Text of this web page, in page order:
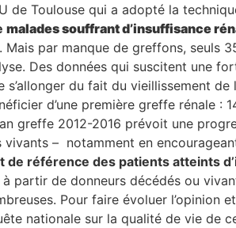
de Toulouse qui a adopté la
malades souffrant d’insuffisance
. Mais par manque de greffons, seuls
Des données qui suscitent une
s’allonger du fait du vieillissement
d’une première greffe rénale :
greffe 2012-2016 prévoit une
vivants – notamment en
référence des patients atteints
partir de donneurs décédés ou
Pour faire évoluer
nationale sur la qualité de vie de